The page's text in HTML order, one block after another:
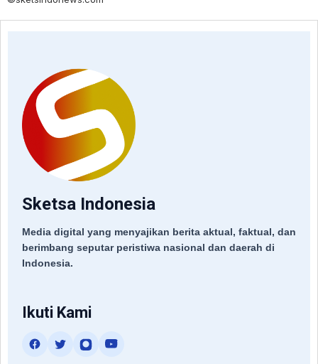
Sketsa Indonesia
Media digital yang menyajikan berita aktual, faktual, dan
berimbang seputar peristiwa nasional dan daerah di
Indonesia.
Ikuti Kami